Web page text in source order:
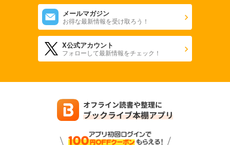
メールマガジン
お得な最新情報を受け取ろう！
X公式アカウント
フォローして最新情報をチェック！